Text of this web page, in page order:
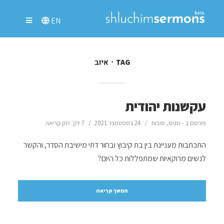
EN
TAG איוב
עקשנות יהודית
פורסם ב - חגים, סוכות 24 בספטמבר 2021 7 דק׳ זמן קריאה
התכתבות מעניינת בין בת קיבוץ ובחור דתי מישיבת הסדר, והקשר
לנשים מרוקאיות שמתפללות כל היום?
המשך קריאה